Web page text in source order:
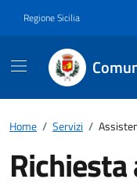
Regione Sicilia
Home / Servizi /